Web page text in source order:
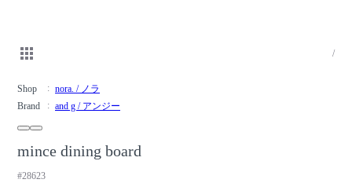
/
Shop
nora. / ノラ
Brand
and g / アンジー
mince dining board
#28623